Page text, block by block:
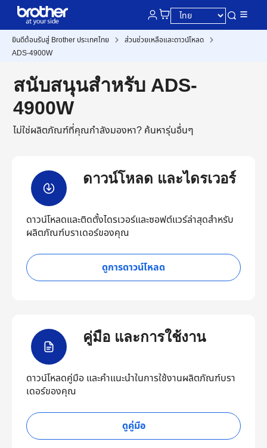
ยินดีต้อนรับสู่ Brother ประเทศไทย
ส่วนช่วยเหลือและดาวน์โหลด
ADS-4900W
สนับสนุนสำหรับ ADS-
4900W
ไม่ใช่ผลิตภัณฑ์ที่คุณกำลังมองหา? ค้นหารุ่นอื่นๆ
ดาวน์โหลด และไดรเวอร์
ดาวน์โหลดและติดตั้งไดรเวอร์และซอฟต์แวร์ล่าสุดสำหรับ
ผลิตภัณฑ์บราเดอร์ของคุณ
ดูการดาวน์โหลด
คู่มือ และการใช้งาน
ดาวน์โหลดคู่มือ และคำแนะนำในการใช้งานผลิตภัณฑ์บรา
เดอร์ของคุณ
ดูคู่มือ